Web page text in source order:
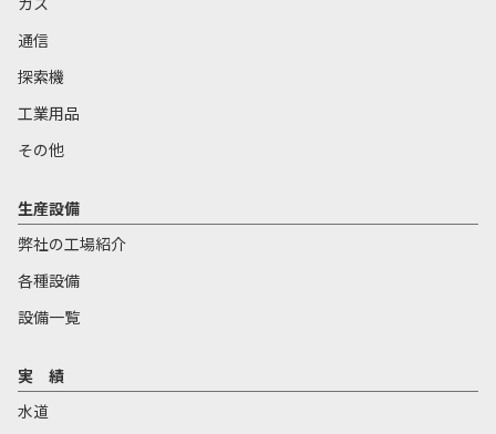
通信
探索機
工業用品
その他
生産設備
弊社の工場紹介
各種設備
設備一覧
実 績
水道